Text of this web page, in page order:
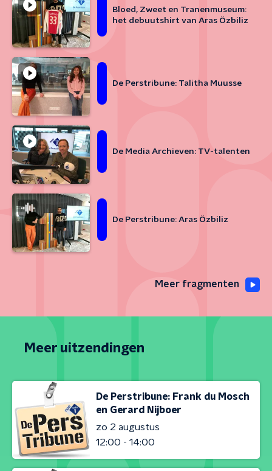
Bloed, Zweet en Tranenmuseum:
het debuutshirt van Aras Özbiliz
De Perstribune: Talitha Muusse
De Media Archieven: TV-talenten
De Perstribune: Aras Özbiliz
Meer fragmenten
Meer uitzendingen
De Perstribune: Frank du Mosch
en Gerard Nijboer
zo 2 augustus
12:00 - 14:00